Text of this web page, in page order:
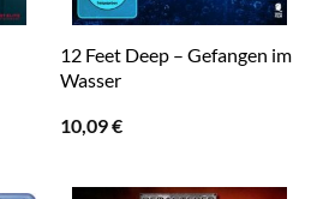
12 Feet Deep – Gefangen im
Wasser
10,09€